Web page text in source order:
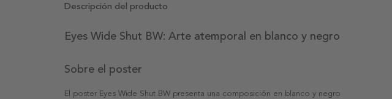
Descripción del producto
Eyes Wide Shut BW: Arte atemporal en blanco y negro
Sobre el poster
El poster Eyes Wide Shut BW presenta una composición en blanco y negro